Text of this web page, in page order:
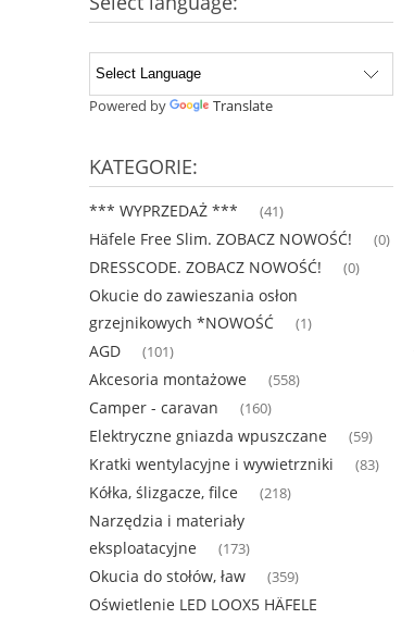
Powered by Translate
KATEGORIE:
*** WYPRZEDAŻ *** (41)
Häfele Free Slim. ZOBACZ NOWOŚĆ! (0)
DRESSCODE. ZOBACZ NOWOŚĆ! (0)
Okucie do zawieszania osłon
grzejnikowych *NOWOŚĆ
(1)
AGD (101)
Akcesoria montażowe (558)
Camper - caravan (160)
Elektryczne gniazda wpuszczane (59)
Kratki wentylacyjne i wywietrzniki (83)
Kółka, ślizgacze, filce (218)
Narzędzia i materiały
eksploatacyjne
(173)
Okucia do stołów, ław (359)
Oświetlenie LED LOOX5 HÄFELE